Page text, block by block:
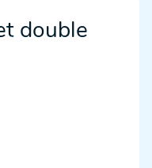
double